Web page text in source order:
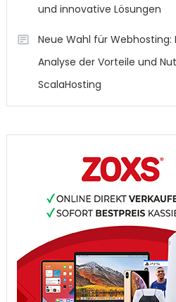
und innovative Lösungen
Neue Wahl für Webhosting:
Analyse der Vorteile und
ScalaHosting